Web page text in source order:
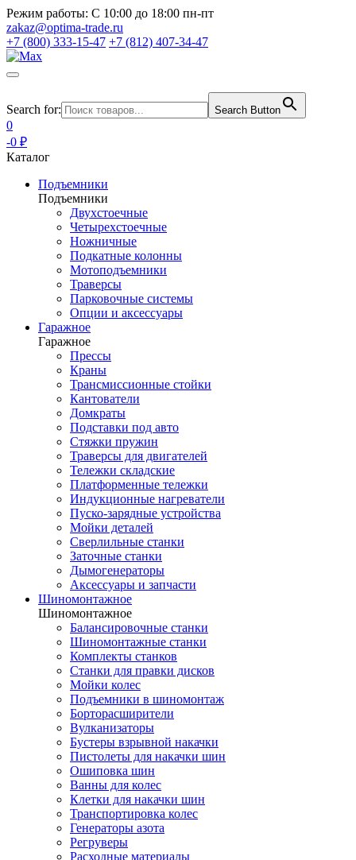
Режим работы: С 10:00 до 18:00 пн-пт
zakaz@optima-trade.ru
+7 (800) 333-15-47 +7 (812) 407-34-47
Search for: Search Button
0
-0 ₽
Каталог
Подъемники
Подъемники
Двухстоечные
Четырехстоечные
Ножничные
Подкатные колонны
Мотоподъемники
Траверсы
Парковочные системы
Опции и аксессуары
Гаражное
Гаражное
Прессы
Краны
Трансмиссионные стойки
Кантователи
Домкраты
Подставки под авто
Стяжки пружин
Траверсы для двигателей
Тележки складские
Платформенные тележки
Индукционные нагреватели
Пуско-зарядные устройства
Мойки деталей
Сверлильные станки
Заточные станки
Дымогенераторы
Аксессуары и запчасти
Шиномонтажное
Шиномонтажное
Балансировочные станки
Шиномонтажные станки
Комплекты станков
Станки для правки дисков
Мойки колес
Подъемники в шиномонтаж
Борторасширители
Вулканизаторы
Бустеры взрывной накачки
Пистолеты для накачки шин
Ошиповка шин
Ванны для колес
Клетки для накачки шин
Транспортировка колес
Генераторы азота
Регруверы
Расходные материалы